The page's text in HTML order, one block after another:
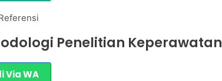
Penelitian Keperawatan
Via WA